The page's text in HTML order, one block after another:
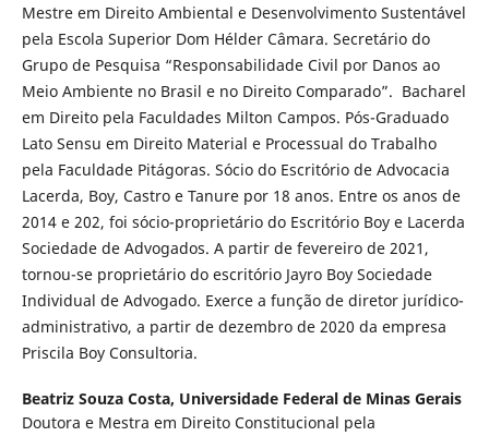
Mestre em Direito Ambiental e Desenvolvimento Sustentável
pela Escola Superior Dom Hélder Câmara. Secretário do
Grupo de Pesquisa “Responsabilidade Civil por Danos ao
Meio Ambiente no Brasil e no Direito Comparado”. Bacharel
em Direito pela Faculdades Milton Campos. Pós-Graduado
Lato Sensu em Direito Material e Processual do Trabalho
pela Faculdade Pitágoras. Sócio do Escritório de Advocacia
Lacerda, Boy, Castro e Tanure por 18 anos. Entre os anos de
2014 e 202, foi sócio-proprietário do Escritório Boy e Lacerda
Sociedade de Advogados. A partir de fevereiro de 2021,
tornou-se proprietário do escritório Jayro Boy Sociedade
Individual de Advogado. Exerce a função de diretor jurídico-
administrativo, a partir de dezembro de 2020 da empresa
Priscila Boy Consultoria.
Beatriz Souza Costa, Universidade Federal de Minas Gerais
Doutora e Mestra em Direito Constitucional pela